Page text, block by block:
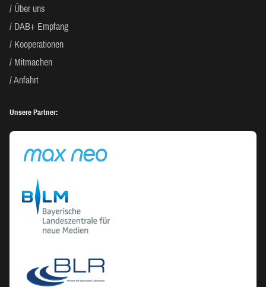
Über uns
DAB+ Empfang
Kooperationen
Mitmachen
Anfahrt
Unsere Partner: